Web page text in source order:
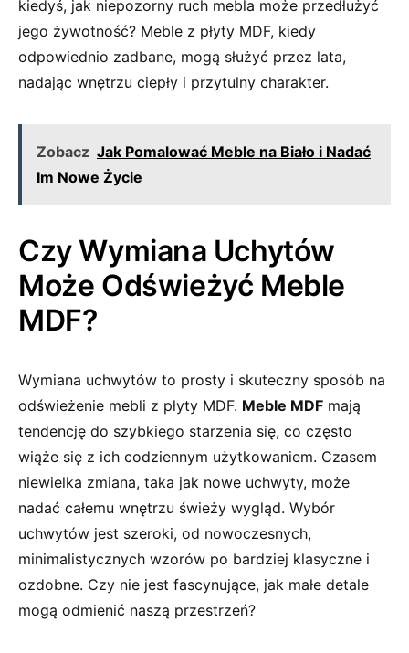
kiedyś, jak niepozorny ruch mebla ‍może przedłużyć
jego żywotność? Meble z płyty MDF, kiedy
odpowiednio zadbane, mogą służyć przez lata,
nadając wnętrzu ciepły i przytulny charakter.
Zobacz Jak Pomalować Meble na Biało i Nadać
Im Nowe Życie
Czy Wymiana⁣ Uchytów
Może Odświeżyć Meble
MDF?
Wymiana uchwytów to prosty i skuteczny sposób na
odświeżenie mebli z płyty MDF. Meble MDF mają
tendencję do‌ szybkiego starzenia się, co często
wiąże się z ich codziennym użytkowaniem. Czasem
niewielka zmiana, taka jak nowe uchwyty,⁢ może
nadać całemu wnętrzu świeży wygląd.‍ Wybór
uchwytów jest szeroki, od nowoczesnych,
⁣minimalistycznych wzorów po bardziej ⁢klasyczne i
ozdobne. Czy nie jest‌ fascynujące, jak ⁢małe detale
mogą ⁣odmienić naszą⁢ przestrzeń?